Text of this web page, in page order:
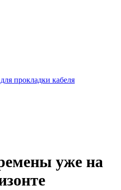
прокладки кабеля
уже на